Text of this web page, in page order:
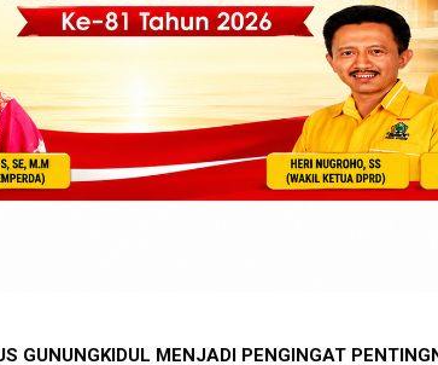
GUNUNGKIDUL MENJADI PENGINGAT